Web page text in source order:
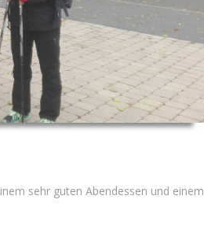
sehr guten Abendessen und einem